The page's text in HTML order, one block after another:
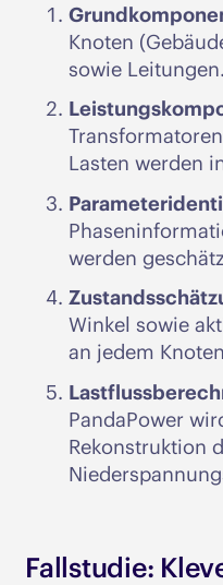
Knoten
sowie Leitungen.
Lasten werden
werden
Winkel sowie
an jedem
PandaPower
Rekonstruktion
Fallstudie: